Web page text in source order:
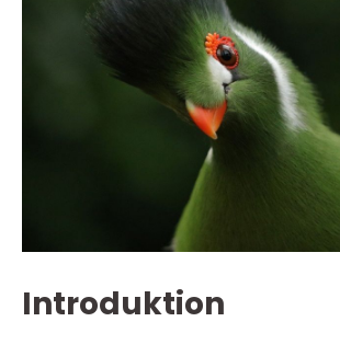
Introduktion